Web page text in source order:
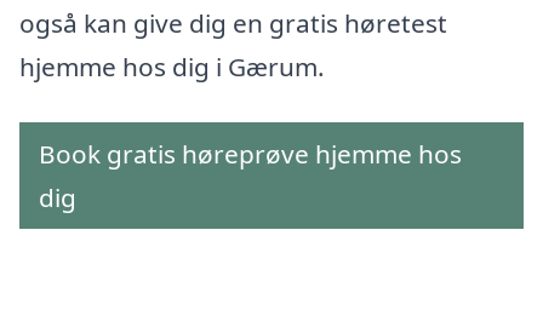
også kan give dig en gratis høretest
hjemme hos dig i Gærum.
Book gratis høreprøve hjemme hos
dig